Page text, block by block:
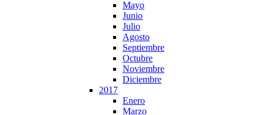
Mayo
Junio
Julio
Agosto
Septiembre
Octubre
Noviembre
Diciembre
2017
Enero
Marzo